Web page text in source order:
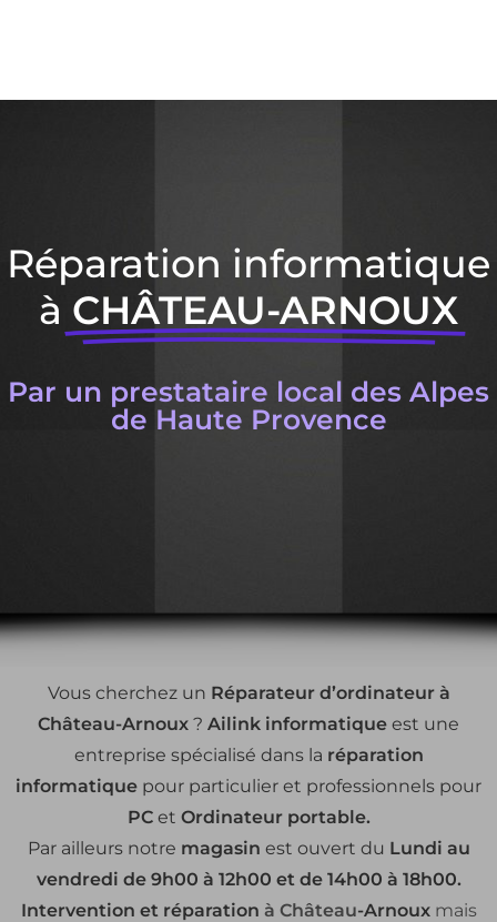
Réparation informatique
à CHÂTEAU-ARNOUX
Par un prestataire local des Alpes
de Haute Provence
Vous cherchez un Réparateur d’ordinateur à
Château-Arnoux ? Ailink informatique est une
entreprise spécialisé dans la réparation
informatique pour particulier et professionnels pour
PCet Ordinateur portable.
Par ailleurs notre magasin est ouvert du Lundi au
vendredi de 9h00 à 12h00 et de 14h00 à 18h00.
Intervention et réparation à Château-Arnoux mais